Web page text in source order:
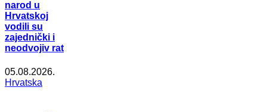
narod u
Hrvatskoj
vodili su
zajednički i
neodvojiv rat
05.08.2026.
Hrvatska